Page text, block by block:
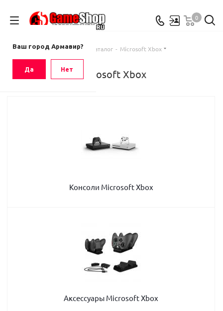
Ваш город Армавир?
Да Нет
0
Главная Каталог - Microsoft Xbox
Microsoft Xbox
Консоли Microsoft Xbox
Аксессуары Microsoft Xbox